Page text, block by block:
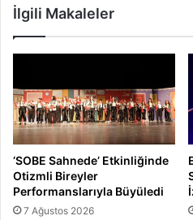
İlgili Makaleler
‘SOBE Sahnede’ Etkinliğinde
Otizmli Bireyler
Performanslarıyla Büyüledi
7 Ağustos 2026